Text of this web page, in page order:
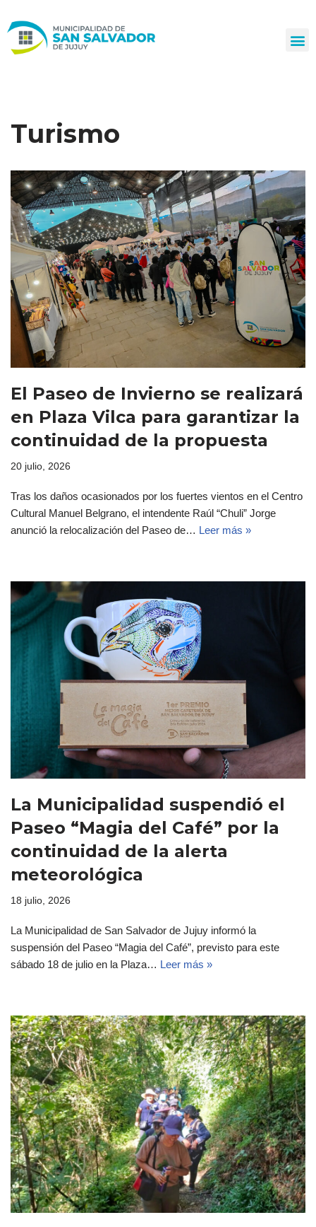
al
Turismo
El Paseo de Invierno se realizará
en Plaza Vilca para garantizar la
continuidad de la propuesta
20 julio, 2026
Tras los daños ocasionados por los fuertes vientos en el Centro
Cultural Manuel Belgrano, el intendente Raúl “Chuli” Jorge
anunció la relocalización del Paseo de… Leer más »
La Municipalidad suspendió el
Paseo “Magia del Café” por la
continuidad de la alerta
meteorológica
18 julio, 2026
La Municipalidad de San Salvador de Jujuy informó la
suspensión del Paseo “Magia del Café”, previsto para este
sábado 18 de julio en la Plaza… Leer más »